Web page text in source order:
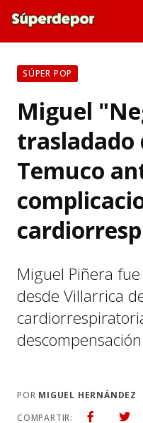
SÚPER POP
Miguel
trasladado
Temuco
Miguel Piñera
desde Villarrica
POR MIGUEL HERNÁNDEZ
COMPARTIR: